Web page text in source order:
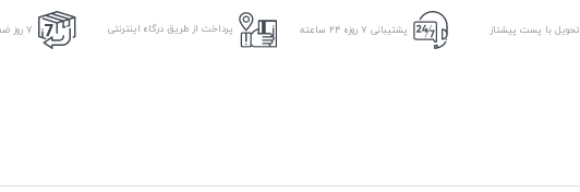
تحویل با پست پیشتاز پشتیبانی ۷ روزه ۲۴ ساعته پرداخت از طریق درگاه اینترنتی 7 روز ضمانت بازگشت